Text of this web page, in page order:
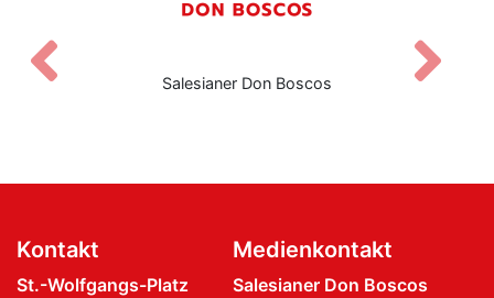
Salesianer Don Boscos
Zurück
Kontakt
St.-Wolfgangs-Platz
Medienkontakt
Salesianer Don Boscos